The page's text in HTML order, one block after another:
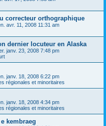
correcteur orthographique
avr. 11, 2008 11:31 am
dernier locuteur en Alaska
janv. 23, 2008 7:48 pm
janv. 18, 2008 6:22 pm
régionales et minoritaires
janv. 18, 2008 4:34 pm
régionales et minoritaires
kembraeg